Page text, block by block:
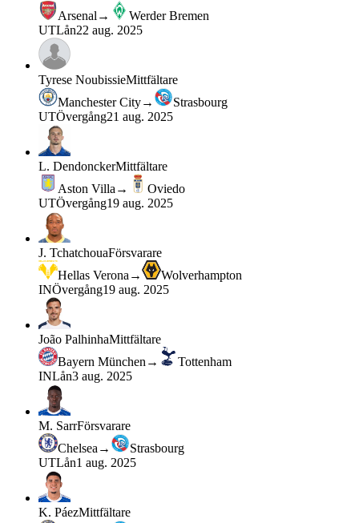
Arsenal →
Werder Bremen
UTLån22 aug. 2025
Tyrese NoubissieMittfältare
Manchester City→
Strasbourg
UTÖvergång21 aug. 2025
L. DendonckerMittfältare
Aston Villa →
Oviedo
UTÖvergång19 aug. 2025
J. TchatchouaFörsvarare
Hellas Verona →
Wolverhampton
INÖvergång19 aug. 2025
João PalhinhaMittfältare
Bayern München →
Tottenham
INLån3 aug. 2025
M. SarrFörsvarare
Chelsea →
Strasbourg
UTLån1 aug. 2025
K. PáezMittfältare